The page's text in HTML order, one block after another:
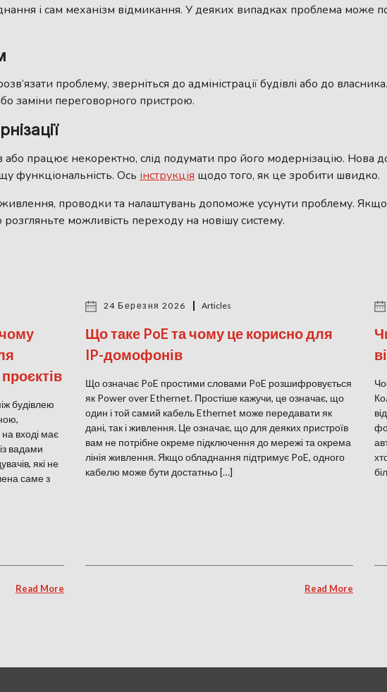
і сам механізм відмикання. У деяких випадках проблема може
проблему, зверніться до адміністрації будівлі або до
заміни переговорного пристрою.
або працює некоректно, слід подумати про його модернізацію. Нова
функціональність. Ось інструкція щодо того, як це зробити швидко.
проводки та налаштувань допоможе усунути проблему. Якщо
розгляньте можливість переходу на новішу систему.
будівлею
вході має
вадами
які не
саме з
Read More
24 Березня 2026 Articles
Що таке PoE та чому це корисно для
IP-домофонів
Що означає PoE простими словами PoE розшифровується
як Power over Ethernet. Простіше кажучи, це означає, що
один і той самий кабель Ethernet може передавати як
дані, так і живлення. Це означає, що для деяких пристроїв
вам не потрібне окреме підключення до мережі та окрема
лінія живлення. Якщо обладнання підтримує PoE, одного
кабелю може бути достатньо […]
Read More